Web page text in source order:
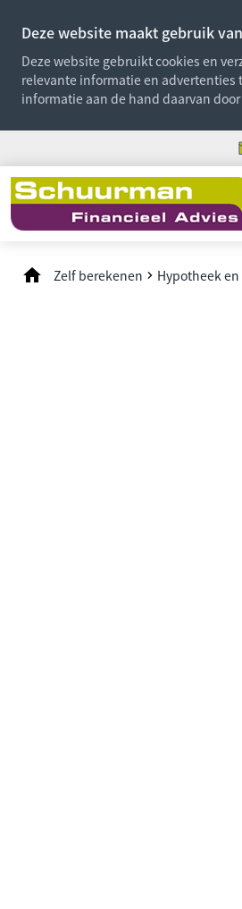
Deze website maakt gebruik
Deze website gebruikt cookies en
relevante informatie en advertenties
informatie aan de hand daarvan
Zelf berekenen Hypotheek